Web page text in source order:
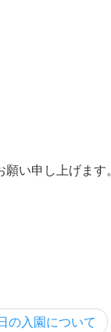
い申し上げます。
の入園について